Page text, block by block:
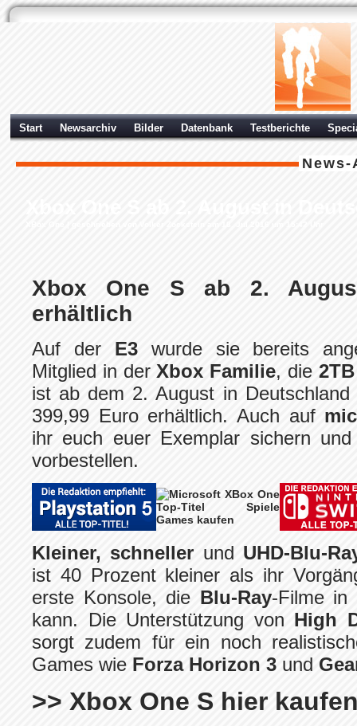
Start Newsarchiv Bilder Datenbank Testberichte
Xbox One S ab 2.
erhältlich
Auf der E3wurde sie bereits
Mitglied in derXbox Familie, die
ist ab dem 2. August in
399,99 Euro erhältlich. Auch auf
ihr euch euer Exemplar sichern
vorbestellen.
Kleiner, schneller und UHD-Blu-
ist 40 Prozent kleiner als ihr
erste Konsole, die Blu-Ray-Filme in
kann. Die Unterstützung von High
sorgt zudem für ein noch
Games wie Forza Horizon 3 und
>> Xbox One S hier